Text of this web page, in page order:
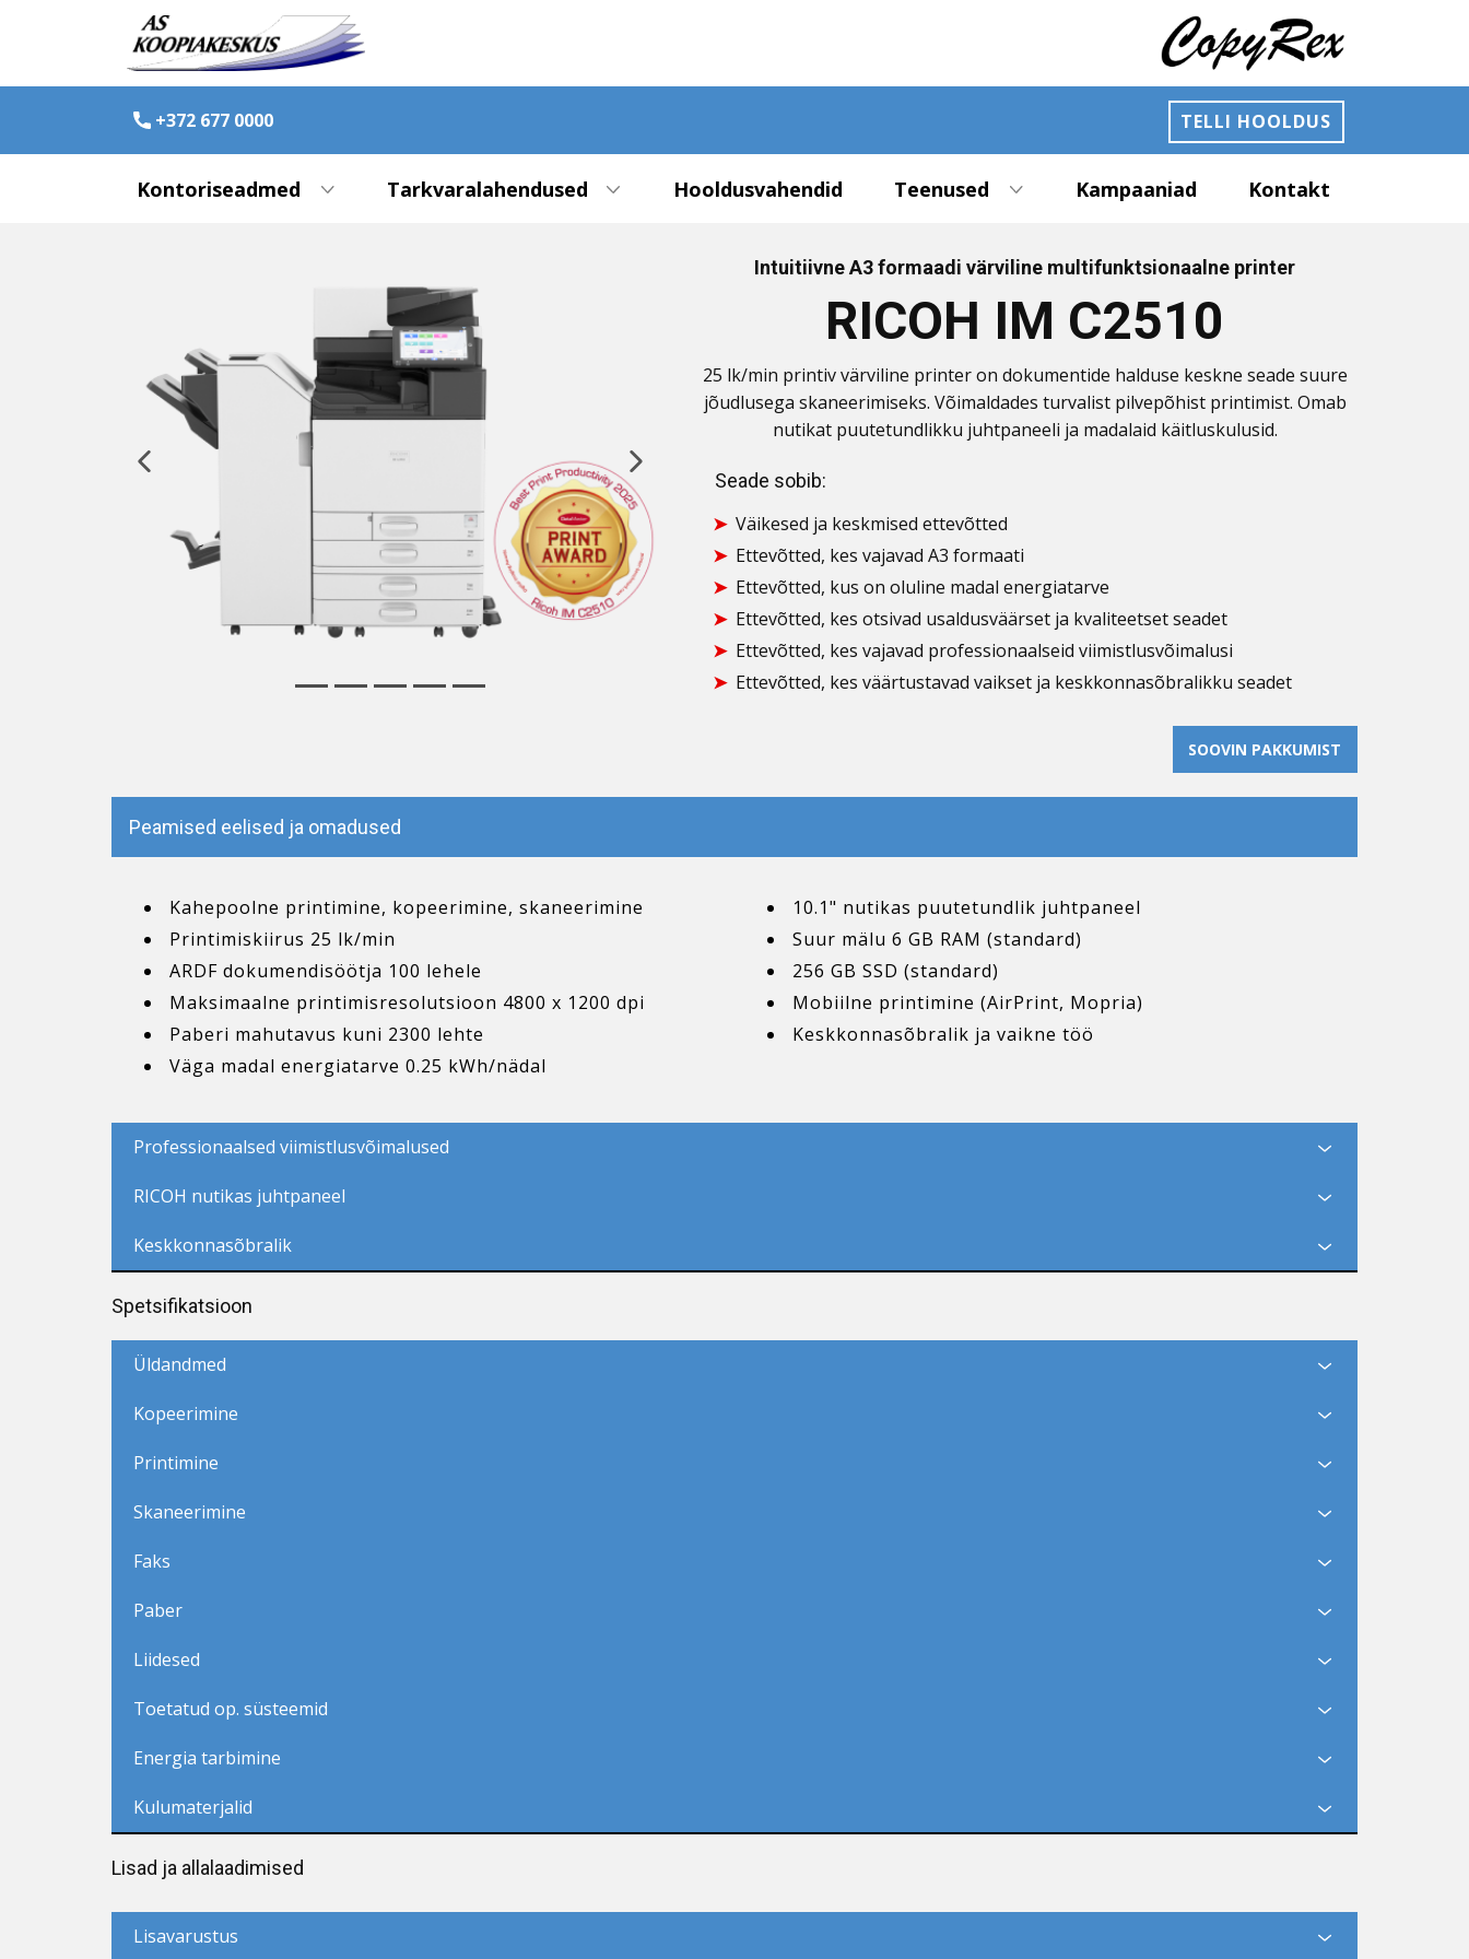
+372 677 0000 TELLI HOOLDUS
Kontoriseadmed Tarkvaralahendused Hooldusvahendid Teenused Kampaaniad Kontakt
Intuitiivne A3 formaadi värviline multifunktsionaalne printer
RICOH IM C2510
25 lk/min printiv värviline printer on dokumentide halduse keskne seade suure
jõudlusega skaneerimiseks. Võimaldades turvalist pilvepõhist printimist. Omab
nutikat puutetundlikku juhtpaneeli ja madalaid käitluskulusid.
Seade sobib:
Väikesed ja keskmised ettevõtted
Ettevõtted, kes vajavad A3 formaati
Ettevõtted, kus on oluline madal energiatarve
Ettevõtted, kes otsivad usaldusväärset ja kvaliteetset seadet
Ettevõtted, kes vajavad professionaalseid viimistlusvõimalusi
Ettevõtted, kes väärtustavad vaikset ja keskkonnasõbralikku seadet
SOOVIN​ PAKKUMIST
Peamised eelised ja omadused
Kahepoolne printimine, kopeerimine, skaneerimine
Printimiskiirus 25 lk/min
ARDF dokumendisöötja 100 lehele
Maksimaalne printimisresolutsioon 4800 x 1200 dpi
Paberi mahutavus kuni 2300 lehte
Väga madal energiatarve 0.25 kWh/nädal
10.1" nutikas puutetundlik juhtpaneel
Suur mälu 6 GB RAM (standard)
256 GB SSD (standard)
Mobiilne printimine (AirPrint, Mopria)
Keskkonnasõbralik ja vaikne töö
Professionaalsed viimistlusvõimalused
RICOH nutikas juhtpaneel
Keskkonnasõbralik
Spetsifikatsioon
Üldandmed
Kopeerimine
Printimine
Skaneerimine
Faks
Paber
Liidesed
Toetatud op. süsteemid
Energia tarbimine
Kulumaterjalid
Lisad ja allalaadimised
Lisavarustus